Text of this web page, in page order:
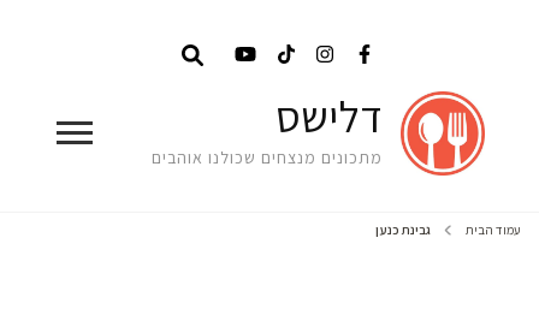
דלישס
מתכונים מנצחים שכולנו אוהבים
עמוד הבית גבינת כנען